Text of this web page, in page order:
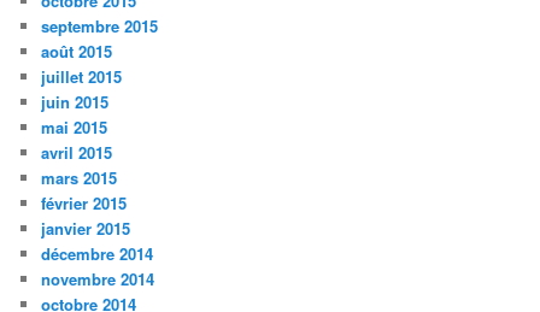
septembre 2015
août 2015
juillet 2015
juin 2015
mai 2015
avril 2015
mars 2015
février 2015
janvier 2015
décembre 2014
novembre 2014
octobre 2014